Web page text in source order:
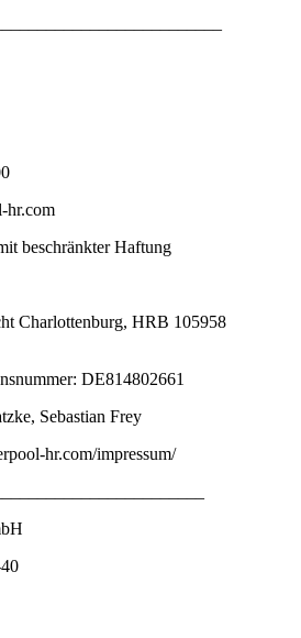
hr.com
beschränkter Haftung
Charlottenburg, HRB 105958
DE814802661
Sebastian Frey
hr.com/impressum/